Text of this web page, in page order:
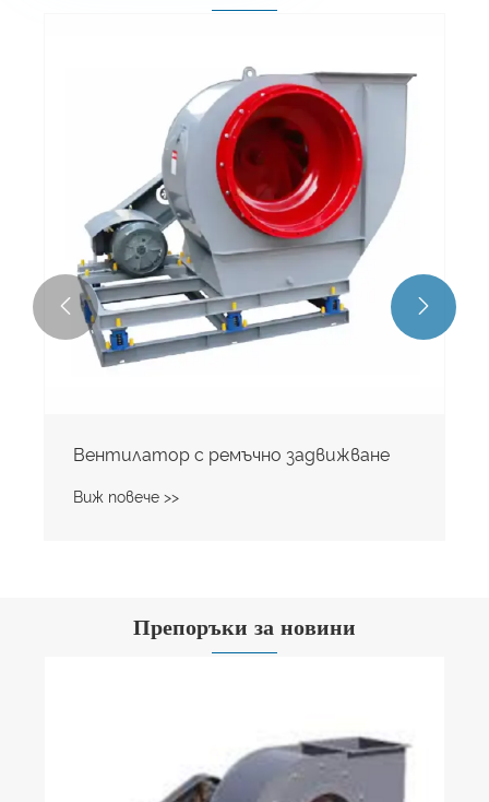
Индустриален вентилатор за високо
 
Препоръки за новини
ежедневната поддръжка на
центробежните вентилатори?
Виж повече >>